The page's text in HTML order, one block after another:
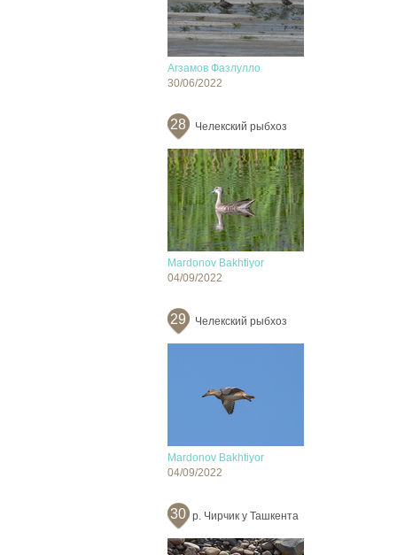
Агзамов Фазлулло
30/06/2022
28 Челекский рыбхоз
Mardonov Bakhtiyor
04/09/2022
29 Челекский рыбхоз
Mardonov Bakhtiyor
04/09/2022
30 р. Чирчик у Ташкента